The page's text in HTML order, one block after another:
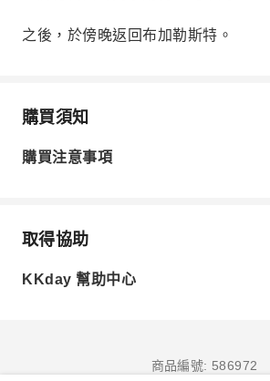
之後，於傍晚返回布加勒斯特。
購買須知
購買注意事項
取得協助
KKday 幫助中心
商品編號: 586972